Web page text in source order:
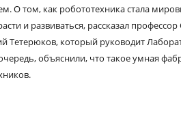
О том, как робототехника стала
и развиваться, рассказал
Тетерюков, который руководит
объяснили, что такое умная